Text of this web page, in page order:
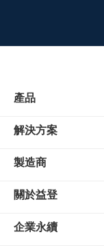
產品
解決方案
製造商
關於益登
企業永續